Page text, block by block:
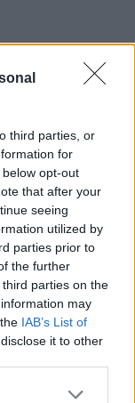
third parties, or
for
opt-out
that after your
seeing
utilized by
parties prior to
the further
parties on the
may
IAB’s List of
it to other
mint egy
hímivarsejt
Egyetem, a